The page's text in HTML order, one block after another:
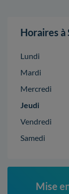
Horaires à
Lundi
Mardi
Mercredi
Jeudi
Vendredi
Samedi
Mise